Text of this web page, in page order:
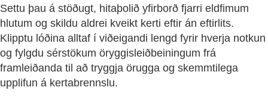
Settu þau á stöðugt, hitaþolið yfirborð fjarri eldfimum
hlutum og skildu aldrei kveikt kerti eftir án eftirlits.
Klipptu lóðina alltaf í viðeigandi lengd fyrir hverja notkun
og fylgdu sérstökum öryggisleiðbeiningum frá
framleiðanda til að tryggja örugga og skemmtilega
upplifun á kertabrennslu.